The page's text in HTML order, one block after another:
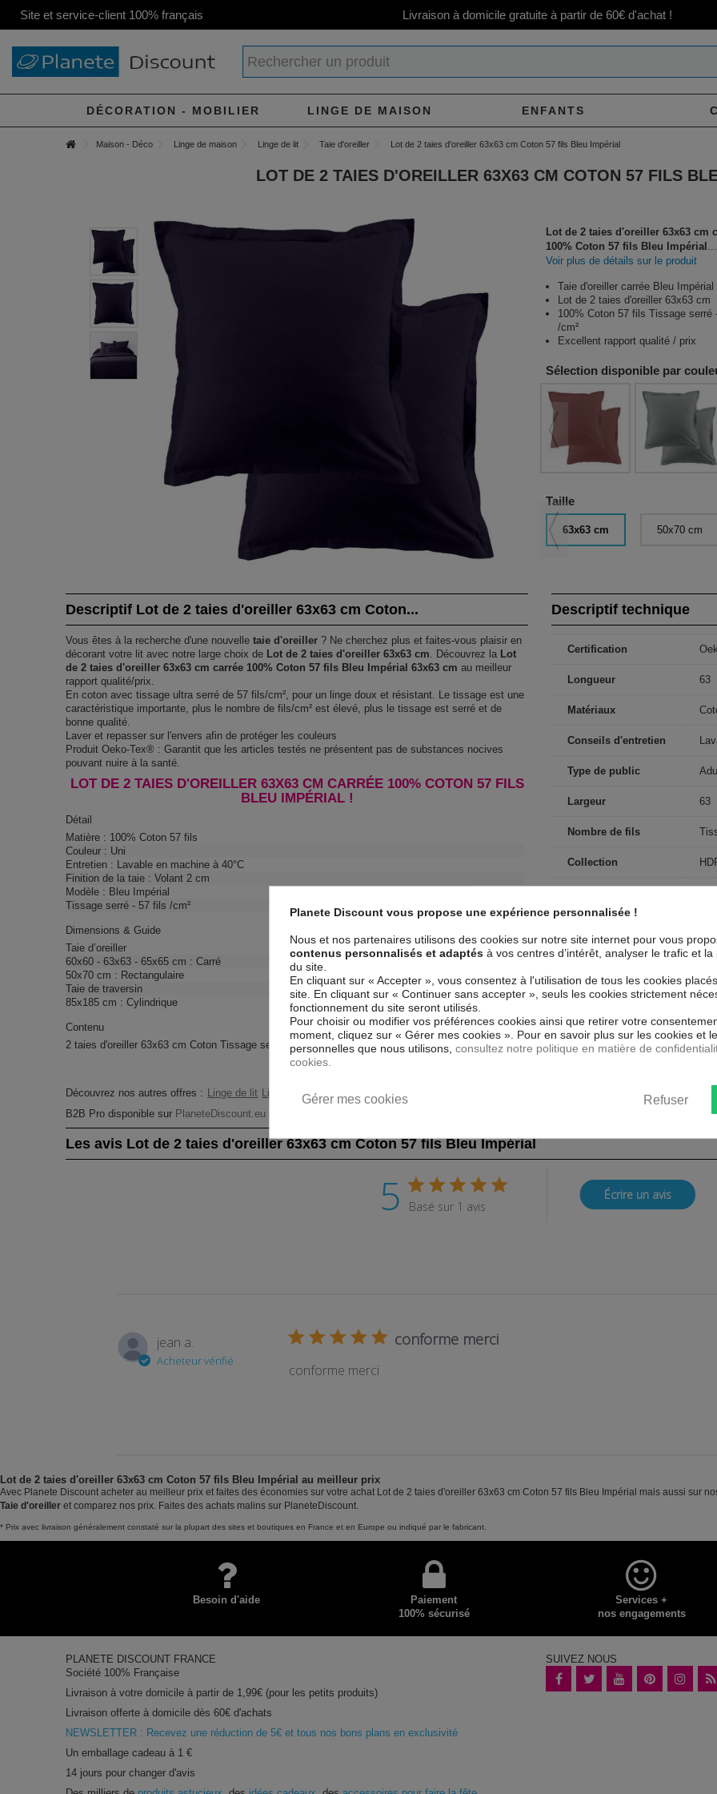
Site et service-client 100% français Livraison à domicile gratuite à partir de 60€ d'achat !
DÉCORATION - MOBILIER LINGE DE MAISON ENFANTS
Maison - Déco Linge de maison Linge de lit Taie d'oreiller Lot de 2 taies d'oreiller 63x63 cm Coton 57 fils Bleu Impérial
LOT DE 2 TAIES D'OREILLER 63X63 CM COTON 57 FILS
Lot de 2 taies d'oreiller 63x63 cm
100% Coton 57 fils Bleu Impérial ...
Voir plus de détails sur le produit
Taie d'oreiller carrée Bleu Impérial
Lot de 2 taies d'oreiller 63x63 cm
100% Coton 57 fils Tissage serré
/cm²
Excellent rapport qualité / prix
Sélection disponible par
Taille
63x63 cm 50x70 cm
Descriptif Lot de 2 taies d'oreiller 63x63 cm Coton...
Vous êtes à la recherche d'une nouvelletaie d'oreiller? Ne cherchez plus et faites-vous plaisir en
décorant votre lit avec notre large choix de Lot de 2 taies d'oreiller 63x63 cm . Découvrez la Lot
de 2 taies d'oreiller 63x63 cm carrée 100% Coton 57 fils Bleu Impérial 63x63 cm au meilleur
rapport qualité/prix.
En coton avec tissage ultra serré de 57 fils/cm², pour un linge doux et résistant. Le tissage est une
caractéristique importante, plus le nombre de fils/cm² est élevé, plus le tissage est serré et de
bonne qualité.
Laver et repasser sur l'envers afin de protéger les couleurs
Produit Oeko-Tex® : Garantit que les articles testés ne présentent pas de substances nocives
pouvant nuire à la santé.
LOT DE 2 TAIES D'OREILLER 63X63 CM CARRÉE 100% COTON 57 FILS
BLEU IMPÉRIAL !
Détail
Matière : 100% Coton 57 fils
Couleur : Uni
Entretien : Lavable en machine à 40°C
Finition de la taie : Volant 2 cm
Modèle : Bleu Impérial
Tissage serré - 57 fils /cm²
Dimensions & Guide
Taie d’oreiller
60x60 - 63x63 - 65x65 cm : Carré
50x70 cm : Rectangulaire
Taie de traversin
85x185 cm : Cylindrique
Contenu
2 taies d'oreiller 63x63 cm Coton Tissage serré - 57 fils /cm²
Descriptif technique
Certification
Longueur 63
Matériaux
Conseils d'entretien
Type de public
Largeur 63
Nombre de fils
Collection
Finition taie
Forme
Motif Uni
Découvrez nos autres offres : Linge de lit Linge de maison
Taie d'oreiller
B2B Pro disponible sur PlaneteDiscount.eu
Les avis Lot de 2 taies d'oreiller 63x63 cm Coton 57 fils Bleu Impérial
5 Basé sur 1 avis
Écrire un avis
jean a.
Acheteur vérifié
conforme merci
conforme merci
Lot de 2 taies d'oreiller 63x63 cm Coton 57 fils Bleu Impérial au meilleur prix
Avec Planete Discount acheter au meilleur prix et faites des économies sur votre achat Lot de 2 taies d'oreiller 63x63 cm Coton 57 fils Bleu Impérial mais aussi sur
Taie d'oreiller et comparez nos prix. Faites des achats malins sur PlaneteDiscount.
* Prix avec livraison généralement constaté sur la plupart des sites et boutiques en France et en Europe ou indiqué par le fabricant.
Besoin d'aide
Paiement
100% sécurisé
Services +
nos engagements
PLANETE DISCOUNT FRANCE
Société 100% Française
Livraison à votre domicile à partir de 1,99€ (pour les petits produits)
Livraison offerte à domicile dès 60€ d'achats
NEWSLETTER : Recevez une réduction de 5€ et tous nos bons plans en exclusivité
Un emballage cadeau à 1 €
14 jours pour changer d'avis
SUIVEZ NOUS
Planete Discount vous propose une expérience personnalisée !
Nous et nos partenaires utilisons des cookies sur notre site internet pour vous
contenus personnalisés et adaptés à vos centres d’intérêt, analyser le trafic et
du site.
En cliquant sur « Accepter », vous consentez à l'utilisation de tous les cookies
site. En cliquant sur « Continuer sans accepter », seuls les cookies strictement
fonctionnement du site seront utilisés.
Pour choisir ou modifier vos préférences cookies ainsi que retirer votre
moment, cliquez sur « Gérer mes cookies ». Pour en savoir plus sur les cookies et
personnelles que nous utilisons, consultez notre politique en matière de
cookies.
Refuser
Gérer mes cookies